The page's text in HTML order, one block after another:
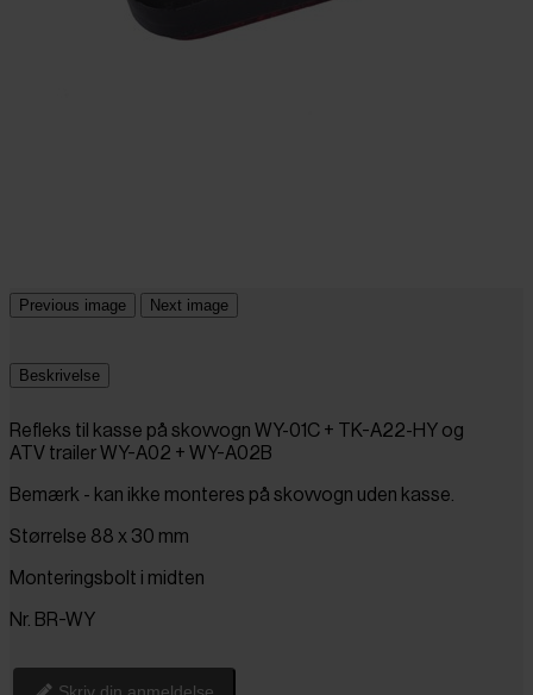
Previous image Next image
Beskrivelse
Refleks til kasse på skovvogn WY-01C + TK-A22-HY og
ATV trailer WY-A02 + WY-A02B
Bemærk - kan ikke monteres på skovvogn uden kasse.
Størrelse 88 x 30 mm
Monteringsbolt i midten
Nr. BR-WY